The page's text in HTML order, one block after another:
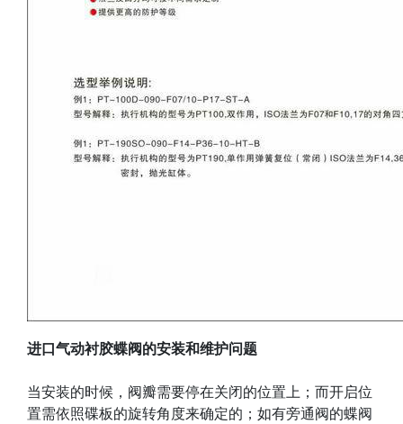
进口气动衬胶蝶阀的安装和维护问题
当安装的时候，阀瓣需要停在关闭的位置上；而开启位
置需依照碟板的旋转角度来确定的；如有旁通阀的蝶阀